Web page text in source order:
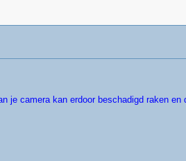
je camera kan erdoor beschadigd raken en